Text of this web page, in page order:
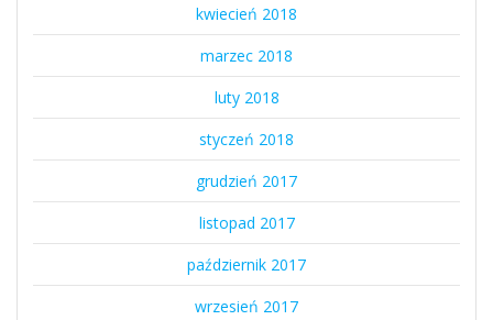
kwiecień 2018
marzec 2018
luty 2018
styczeń 2018
grudzień 2017
listopad 2017
październik 2017
wrzesień 2017